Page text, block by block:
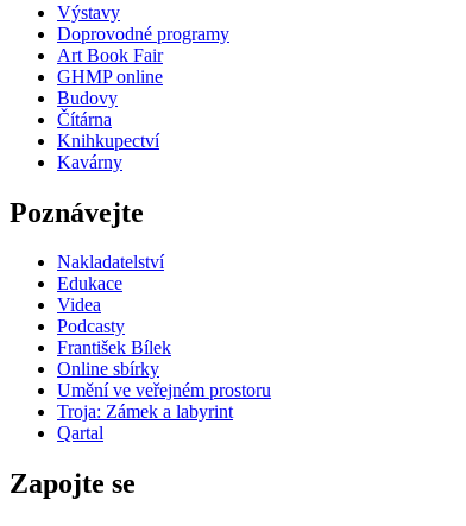
Výstavy
Doprovodné programy
Art Book Fair
GHMP online
Budovy
Čítárna
Knihkupectví
Kavárny
Poznávejte
Nakladatelství
Edukace
Videa
Podcasty
František Bílek
Online sbírky
Umění ve veřejném prostoru
Troja: Zámek a labyrint
Qartal
Zapojte se